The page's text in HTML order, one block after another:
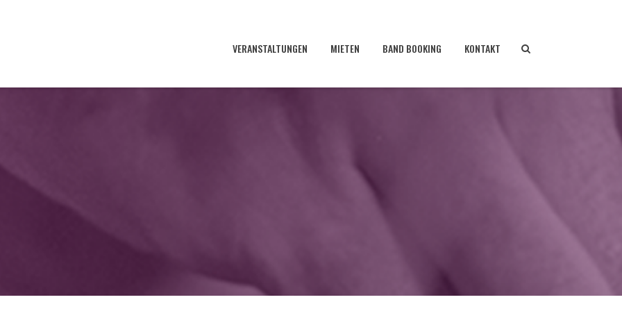
VERANSTALTUNGEN MIETEN BAND BOOKING KONTAKT